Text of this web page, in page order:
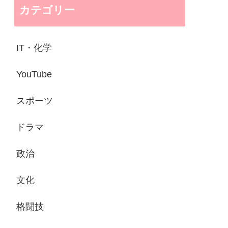
カテゴリー
IT・化学
YouTube
スポーツ
ドラマ
政治
文化
格闘技